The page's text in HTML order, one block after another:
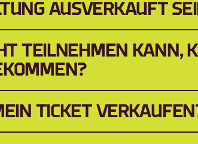
AUSVERKAUFT
TEILNEHMEN KANN,
TICKET